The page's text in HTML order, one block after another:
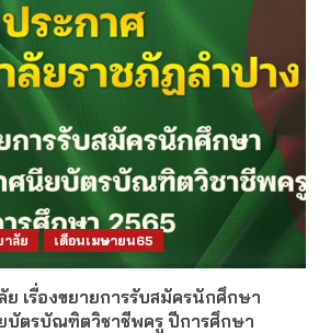
ลัย เดือนเมษายน65
เรื่องขยายการรับสมัครนักศึกษา
บัตรบัณฑิตวิชาชีพครู ปีการศึกษา